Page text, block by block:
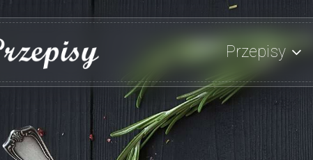
Przepisy